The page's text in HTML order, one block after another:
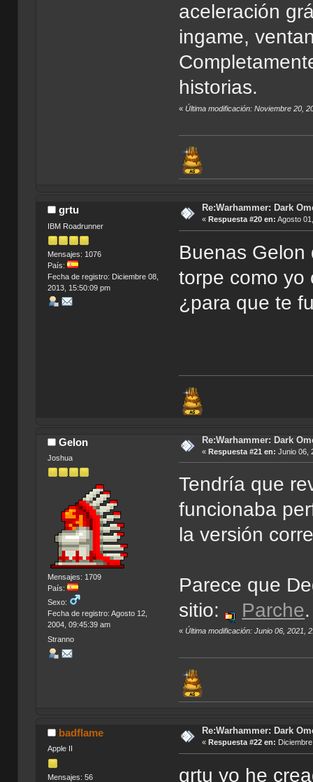
aceleración
ingame,
historias.
«Última modificación: Noviembre 20,
grtu
IBM Roadrunner
Mensajes: 1076
País:
Fecha de registro: Diciembre 08,
2013, 15:50:09 pm
Re:Warhammer: Dark
« Respuesta #20 en: Agosto
Buenas Gelon
torpe como yo
¿para que te
Gelon
Joshua
Mensajes: 1709
País:
Sexo:
Fecha de registro: Agosto 12,
2004, 09:45:39 am
Stranno
Re:Warhammer: Dark
« Respuesta #21 en: Junio 06,
Tendría que
funcionaba
la versión
Parece que
sitio:
Parche.
«Última modificación: Junio 06, 2021,
badflame
Apple II
Mensajes: 56
Re:Warhammer: Dark
« Respuesta #22 en:
grtu yo he